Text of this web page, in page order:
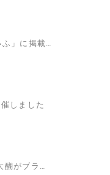
」に掲載…
しました
醐がブラ…